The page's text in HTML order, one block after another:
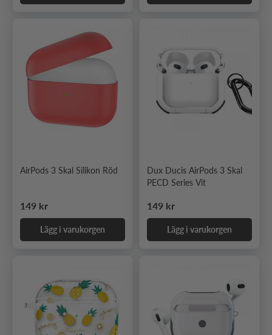
AirPods 3 Skal Silikon Röd
Ordinarie pris
149 kr
Lägg i varukorgen
Dux Ducis AirPods 3 Skal
PECD Series Vit
Ordinarie pris
149 kr
Lägg i varukorgen